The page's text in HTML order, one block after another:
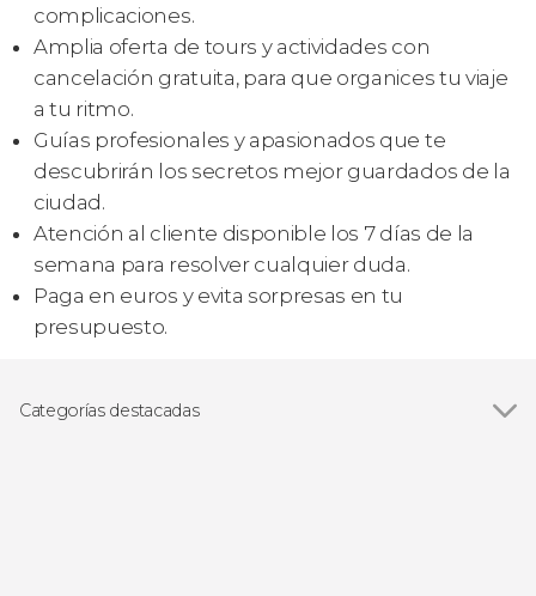
complicaciones.
Amplia oferta de tours y actividades con
cancelación gratuita, para que organices tu viaje
a tu ritmo.
Guías profesionales y apasionados que te
descubrirán los secretos mejor guardados de la
ciudad.
Atención al cliente disponible los 7 días de la
semana para resolver cualquier duda.
Paga en euros y evita sorpresas en tu
presupuesto.
Categorías destacadas